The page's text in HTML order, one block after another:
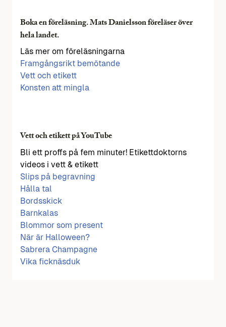
Boka en föreläsning. Mats Danielsson föreläser över
hela landet.
Läs mer om föreläsningarna
Framgångsrikt bemötande
Vett och etikett
Konsten att mingla
Vett och etikett på YouTube
Bli ett proffs på fem minuter! Etikettdoktorns
videos i vett & etikett
Slips på begravning
Hålla tal
Bordsskick
Barnkalas
Blommor som present
När är Halloween?
Sabrera Champagne
Vika ficknäsduk